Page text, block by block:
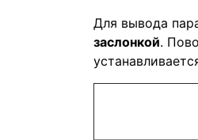
Для вывода
заслонкой.